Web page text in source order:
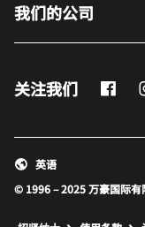
我们的公司
关注我们
© 1996 – 2025 万豪国际有
英语